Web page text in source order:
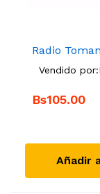
Radio
Vendido por:
Bs105.00
Añadir